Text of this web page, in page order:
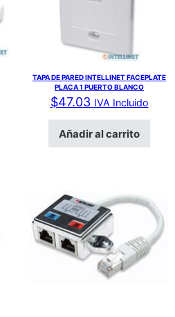
TAPA DE PARED INTELLINET FACEPLATE
PLACA 1 PUERTO BLANCO
$47.03 IVA Incluido
Añadir al carrito